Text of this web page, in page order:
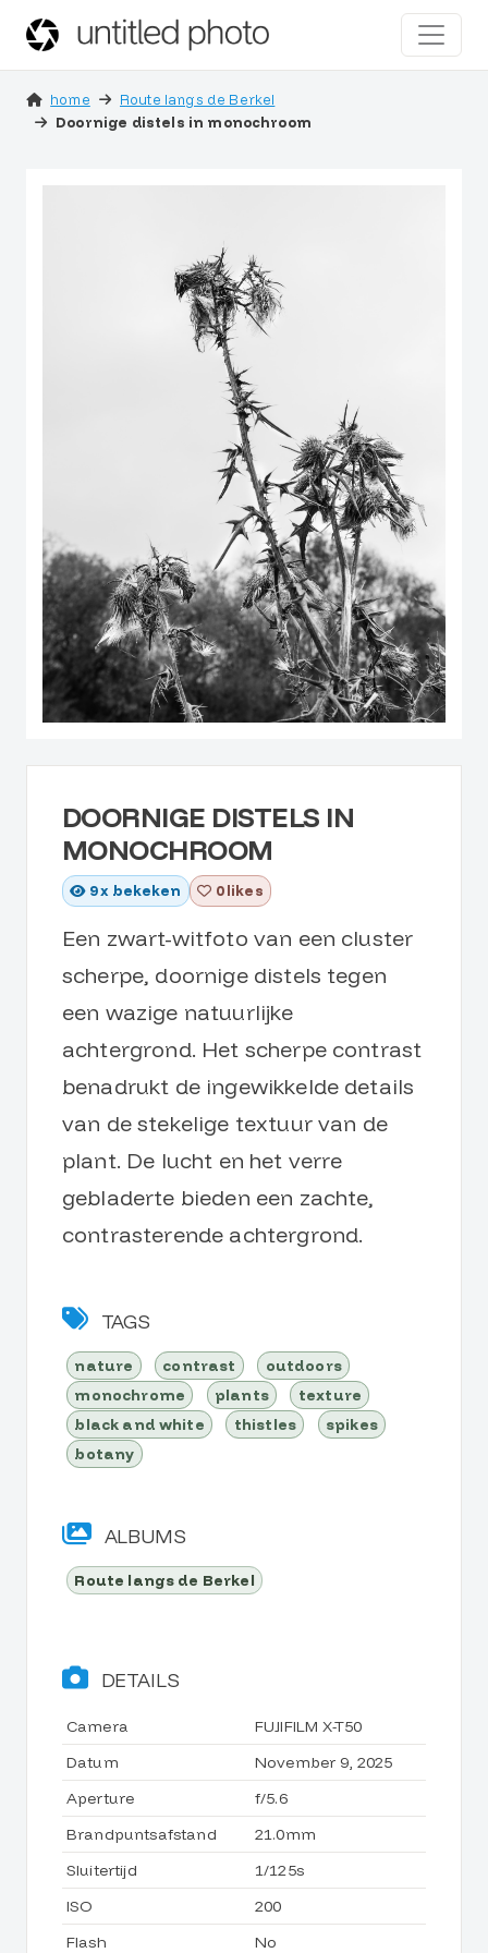
home
Route langs de Berkel
Doornige distels in monochroom
DOORNIGE DISTELS IN
MONOCHROOM
9x bekeken 0 likes
Een zwart-witfoto van een cluster
scherpe, doornige distels tegen
een wazige natuurlijke
achtergrond. Het scherpe contrast
benadrukt de ingewikkelde details
van de stekelige textuur van de
plant. De lucht en het verre
gebladerte bieden een zachte,
contrasterende achtergrond.
TAGS
nature contrast
outdoors
monochrome
plants
texture
black and white
thistles
spikes
botany
ALBUMS
Route langs de Berkel
DETAILS
Camera
FUJIFILM X-T50
Datum
November 9, 2025
Aperture
f/5.6
Brandpuntsafstand
21.0mm
Sluitertijd
1/125s
ISO
200
Flash
No